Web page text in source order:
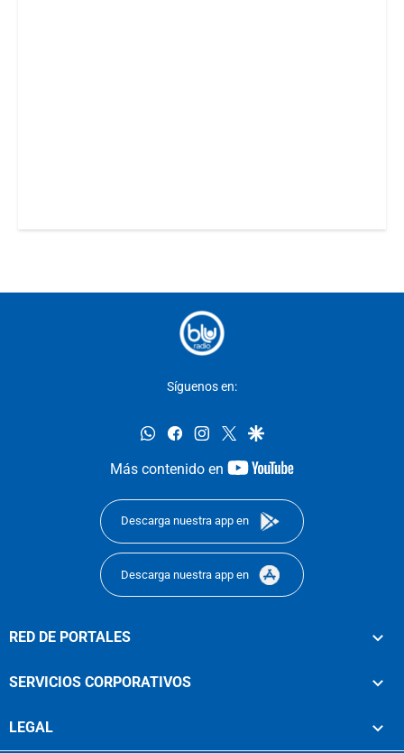
Síguenos en:
whatsappfacebookinstagram
twittergoogle
Más contenido en
youtube-
Descarga nuestra app en
Descarga nuestra app en
RED DE PORTALES
SERVICIOS CORPORATIVOS
LEGAL